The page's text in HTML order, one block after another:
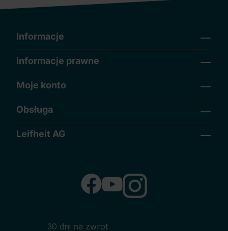
Informacje
Informacje prawne
Moje konto
Obsługa
Leifheit AG
30 dni na zwrot